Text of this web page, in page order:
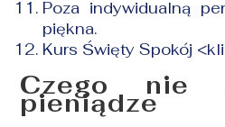
Poza indywidualną
piękna.
Kurs Święty Spokój
Czego nie
pieniądze